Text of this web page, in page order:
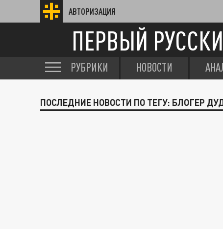
АВТОРИЗАЦИЯ
ПЕРВЫЙ
РУБРИКИ НОВОСТИ
ПОСЛЕДНИЕ НОВОСТИ ПО ТЕГУ: БЛОГЕР